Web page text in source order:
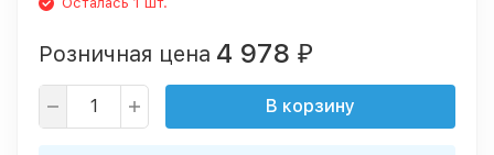
Розничная цена 4 978 ₽
В корзину